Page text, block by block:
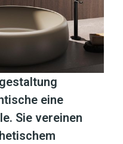
eine
Sie vereinen